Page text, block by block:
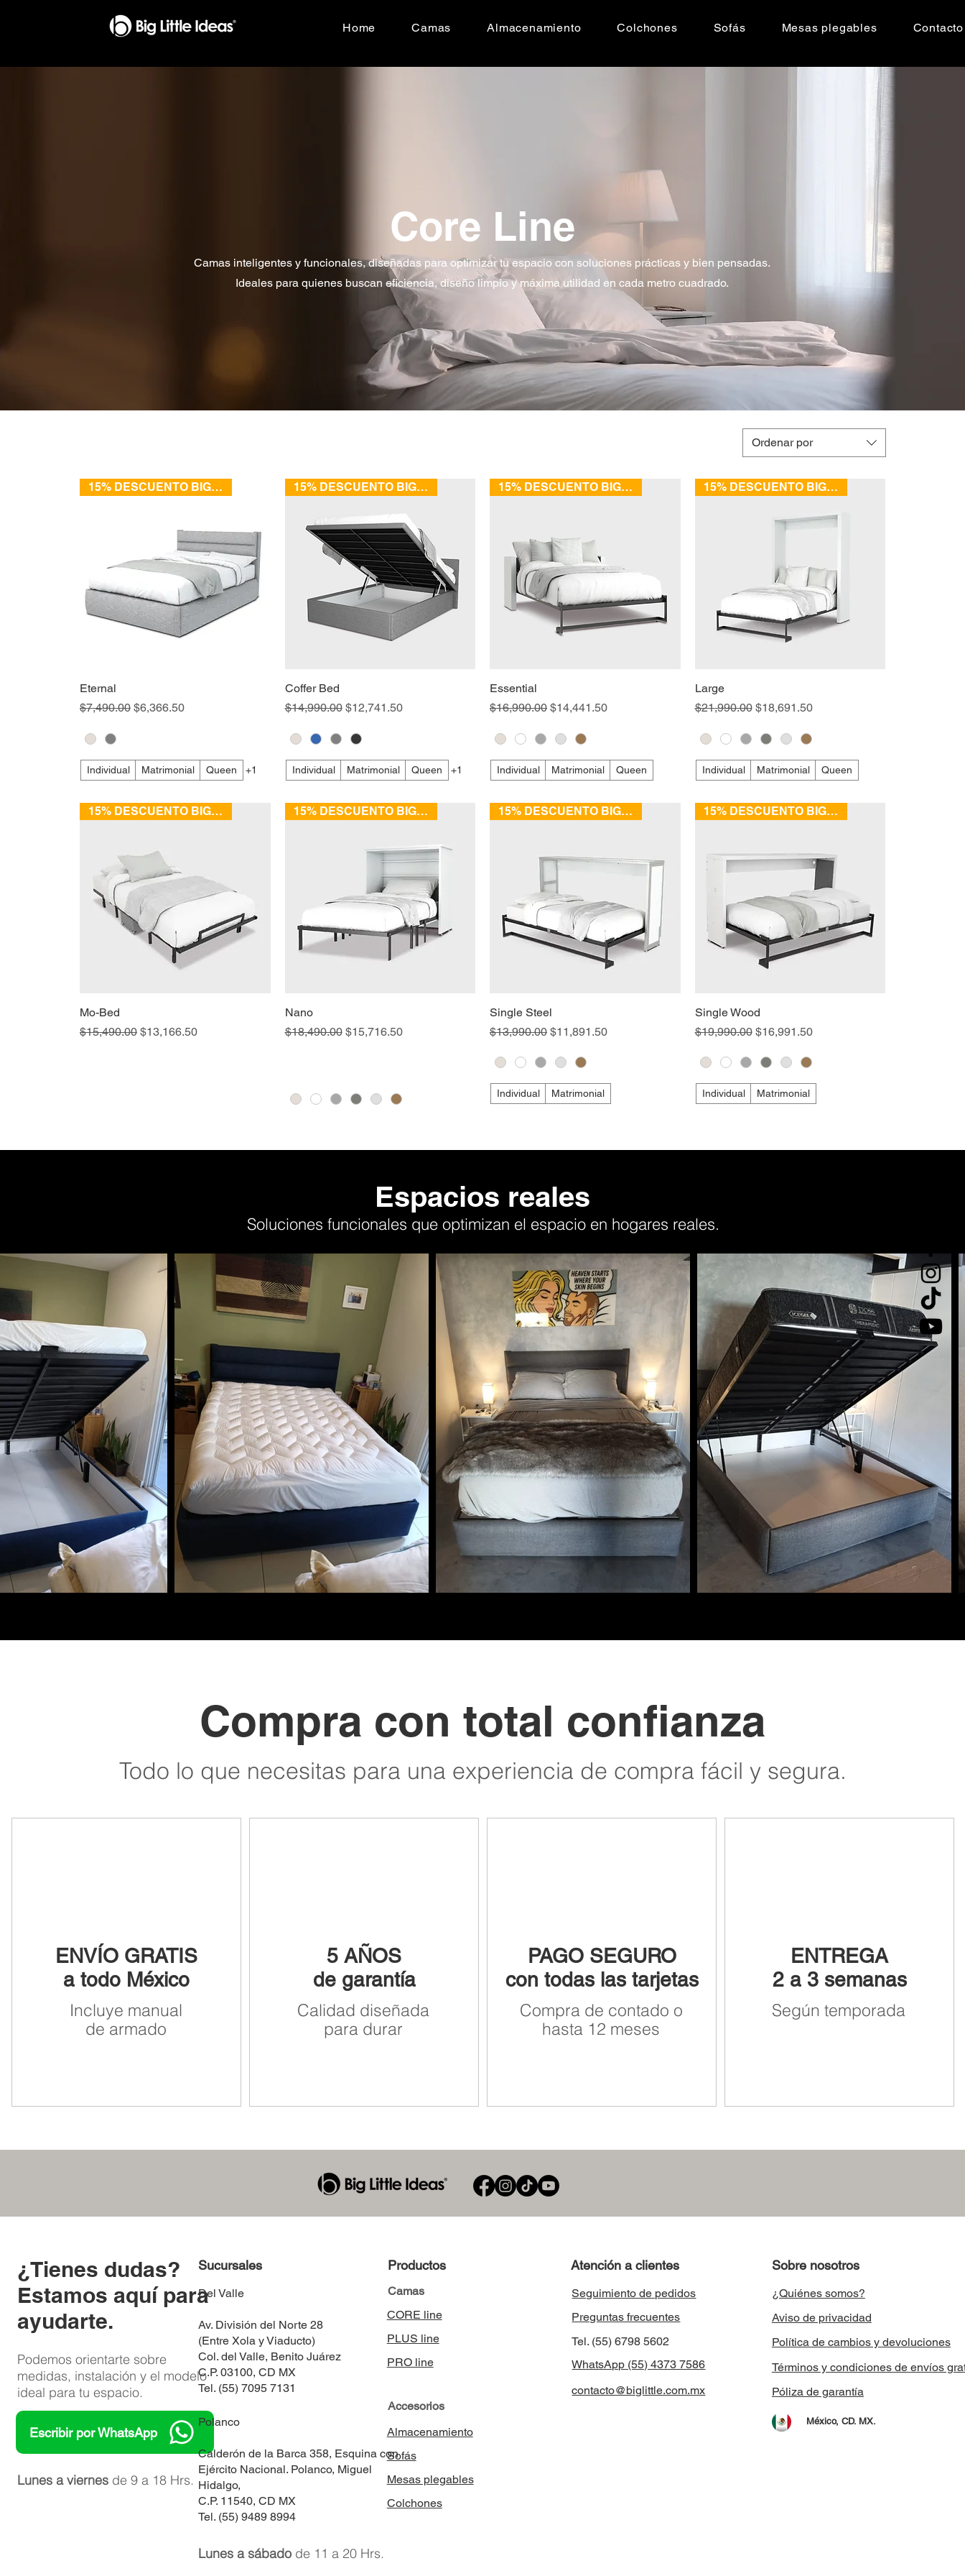
Home Camas Almacenamiento Colchones Sofás Mesas plegables Contacto
Core Line
Camas inteligentes y funcionales, diseñadas para optimizar tu espacio con soluciones prácticas y bien pensadas.
Ideales para quienes buscan eficiencia, diseño limpio y máxima utilidad en cada metro cuadrado.
Ordenar por
15% DESCUENTO BIG SALE
Eternal
Precio
$7,490.00 Precio de oferta
$6,366.50
Individual Matrimonial Queen +1
15% DESCUENTO BIG SALE
Coffer Bed
Precio
$14,990.00 Precio de oferta
$12,741.50
Individual Matrimonial Queen +1
15% DESCUENTO BIG SALE
Essential
Precio
$16,990.00 Precio de oferta
$14,441.50
Individual Matrimonial Queen
15% DESCUENTO BIG SALE
Large
Precio
$21,990.00 Precio de oferta
$18,691.50
Individual Matrimonial Queen
15% DESCUENTO BIG SALE
Mo-Bed
Precio
$15,490.00 Precio de oferta
$13,166.50
15% DESCUENTO BIG SALE
Nano
Precio
$18,490.00 Precio de oferta
$15,716.50
15% DESCUENTO BIG SALE
Single Steel
Precio
$13,990.00 Precio de oferta
$11,891.50
Individual Matrimonial
15% DESCUENTO BIG SALE
Single Wood
Precio
$19,990.00 Precio de oferta
$16,991.50
Individual Matrimonial
Espacios reales
Soluciones funcionales que optimizan el espacio en hogares reales.
Compra con total confianza
Todo lo que necesitas para una experiencia de compra fácil y segura.
ENVÍO GRATIS
a todo México
Incluye manual
de armado
5 AÑOS
de garantía
Calidad diseñada
para durar
PAGO SEGURO
con todas las tarjetas
Compra de contado o
hasta 12 meses
ENTREGA
2 a 3 semanas
Según temporada
​¿Tienes dudas?
Estamos aquí para
ayudarte.
Podemos orientarte sobre
medidas, instalación y el modelo
ideal para tu espacio.
Escribir por WhatsApp
Lunes a viernesde 9 a 18 Hrs.
Sucursales
Del Valle
Av. División del Norte 28
(Entre Xola y Viaducto)
Col. del Valle, Benito Juárez
C.P. 03100, CD MX
Tel. (55) 7095 7131
Polanco
​Calderón de la Barca 358, Esquina con
Ejército Nacional. Polanco, Miguel
Hidalgo,
C.P. 11540, CD MX
Tel. (55) 9489 8994
Lunes a sábadode 11 a 20 Hrs.
Productos
Camas
CORE line
PLUS line
PRO line
Accesorios
Almacenamiento
Sofás
Mesas plegables
Colchones
Atención a clientes
Seguimiento de pedidos
Preguntas frecuentes
Tel. (55) 6798 5602
WhatsApp (55) 4373 7586
contacto@biglittle.com.mx
Sobre nosotros
¿Quiénes somos?
Aviso de privacidad
Política de cambios y devoluciones
Términos y condiciones de envíos
Póliza de garantía
México, CD. MX.